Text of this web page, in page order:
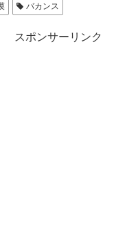
バカンス
スポンサーリンク